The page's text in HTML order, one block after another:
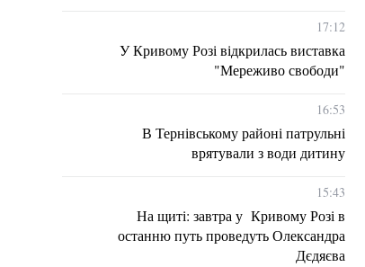
17:12
У Кривому Розі відкрилась виставка
"Мереживо свободи"
16:53
В Тернівському районі патрульні
врятували з води дитину
15:43
На щиті: завтра у Кривому Розі в
останню путь проведуть Олександра
Дєдяєва